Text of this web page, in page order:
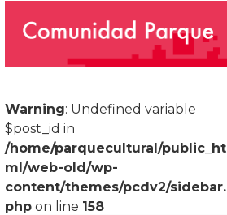
Warning: Undefined variable
$post_id in
/home/parquecultural/public_ht
ml/web-old/wp-
content/themes/pcdv2/sidebar.
php on line 158